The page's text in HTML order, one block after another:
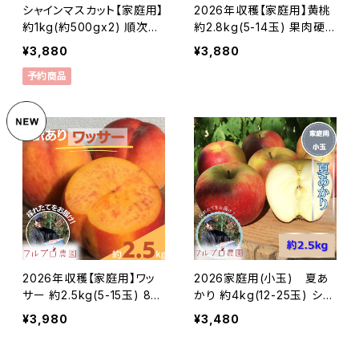
シャインマスカット【家庭用】
約1kg(約500gx2) 順次発
送中 皮ごと食べられる大人
気の種無しぶどう #NGM0
B010
¥3,880
予約商品
2026年収穫【家庭用】黄桃
約2.8kg(5-14玉) 果肉硬
めでジューシーな黄桃をお
届け 8月下旬より 産地直
¥3,880
2026年収穫【家庭用】ワッ
サー 約2.5kg(5-15玉) 8月
以降 長野生まれの珍しい桃
長野県産 産地直送 訳あり
¥3,980
2026家庭用(小玉) 夏あ
かり 約4kg(12-25玉) シー
ズン最初の夏りんご 希少品
種 訳あり 8月初旬頃発送#
¥3,480